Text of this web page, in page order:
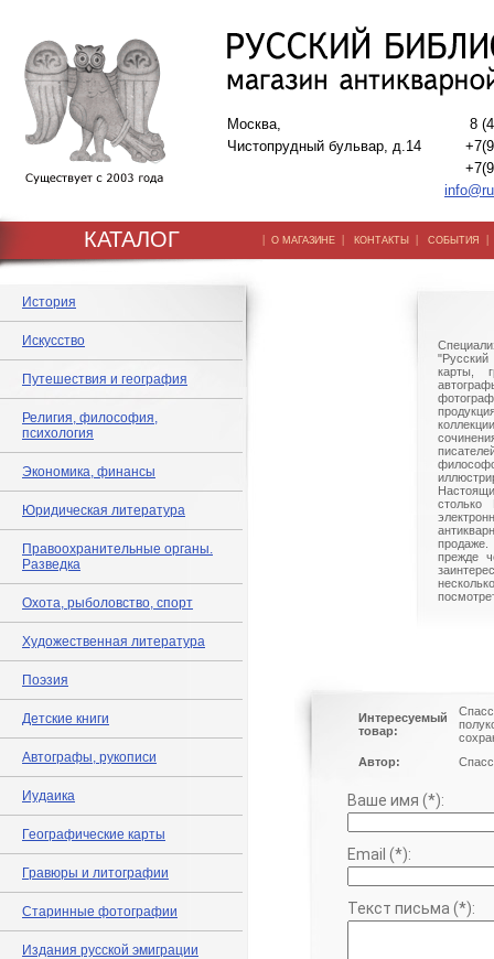
Москва,
Чистопрудный бульвар, д.14
8
КАТАЛОГ | О МАГАЗИНЕ | КОНТАКТЫ | СОБЫТИЯ
История
Искусство
Путешествия и география
Религия, философия,
психология
Экономика, финансы
Юридическая литература
Правоохранительные органы.
Разведка
Охота, рыболовство, спорт
Художественная литература
Поэзия
Детские книги
Автографы, рукописи
Иудаика
Географические карты
Гравюры и литографии
Старинные фотографии
Издания русской эмиграции
"Русский
карты,
столько
прежде
Интересуемый
товар:
Автор:
Ваше имя (*):
Email (*):
Текст письма (*):